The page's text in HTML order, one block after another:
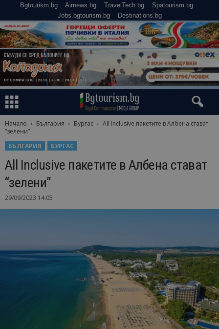
Bgtourism.bg Airnews.bg TravelTech.bg
Spatourism.bg
Jobs.bgtourism.bg
Destinations.bg
Начало България Бургас
All Inclusive пакетите в Албена стават
“зелени”
БЪЛГАРИЯ
БУРГАС
All Inclusive пакетите в Албена стават
“зелени”
29/09/2023 14:05